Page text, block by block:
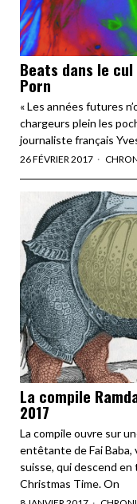
Beats dans le
Porn
« Les années futures
chargeurs plein les
journaliste français
26 FÉVRIER 2017
La compile
2017
La compile ouvre sur
entêtante de Fai Baba,
suisse, qui descend
Christmas Time. On